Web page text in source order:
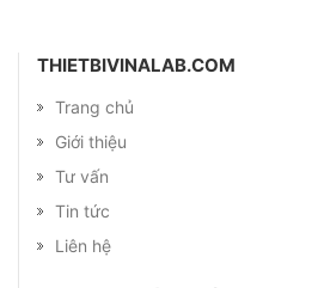
THIETBIVINALAB.COM
Trang chủ
Giới thiệu
Tư vấn
Tin tức
Liên hệ